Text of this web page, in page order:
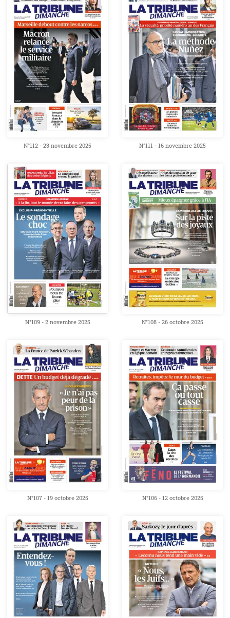
N°112 - 23 novembre 2025 N°111 - 16 novembre 2025
N°109 - 2 novembre 2025 N°108 - 26 octobre 2025
N°107 - 19 octobre 2025 N°106 - 12 octobre 2025